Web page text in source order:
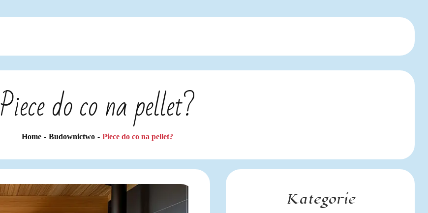
Piece do co na pellet?
Home Budownictwo Piece do co na pellet?
Kategorie